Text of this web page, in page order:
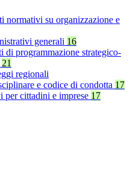
normativi su organizzazione e
generali 16
di programmazione strategico-
21
regionali
e codice di condotta 17
per cittadini e imprese 17